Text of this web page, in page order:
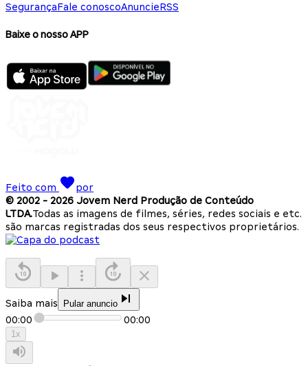
SegurançaFale conoscoAnuncieRSS
Baixe o nosso APP
Feito com
por
© 2002 - 2026 Jovem Nerd Produção de Conteúdo
LTDA.Todas as imagens de filmes, séries, redes sociais e etc.
são marcas registradas dos seus respectivos proprietários.
Saiba mais Pular anuncio
00:00 00:00
1x